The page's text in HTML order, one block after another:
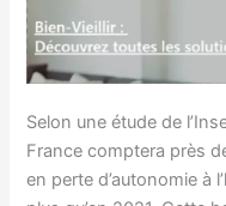
Selon une étude de
France comptera près
en perte d’autonomie à